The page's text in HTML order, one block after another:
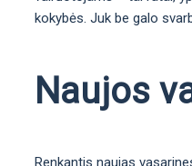
kokybės. Juk be galo
Naujos
Renkantis naujas